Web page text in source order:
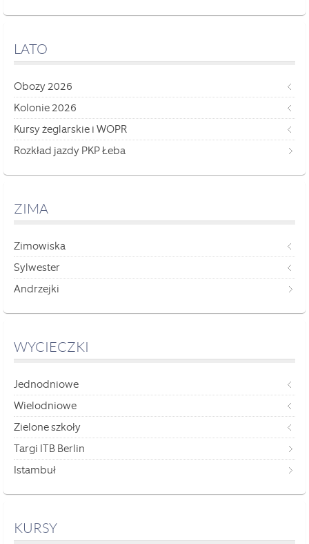
LATO
Obozy 2026
Kolonie 2026
Kursy żeglarskie i WOPR
Rozkład jazdy PKP Łeba
ZIMA
Zimowiska
Sylwester
Andrzejki
WYCIECZKI
Jednodniowe
Wielodniowe
Zielone szkoły
Targi ITB Berlin
Istambuł
KURSY